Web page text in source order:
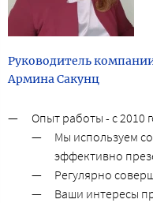
Руководитель
Армина Сакунц
Опыт работы - с 2010
Мы используем
эффективно
Регулярно
Ваши интересы